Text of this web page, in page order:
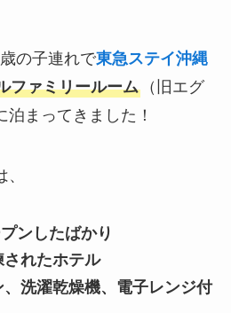
の子連れで東急ステイ沖縄
ファミリールーム（旧エグ
まってきました！
、
ンしたばかり
れたホテル
洗濯乾燥機、電子レンジ付